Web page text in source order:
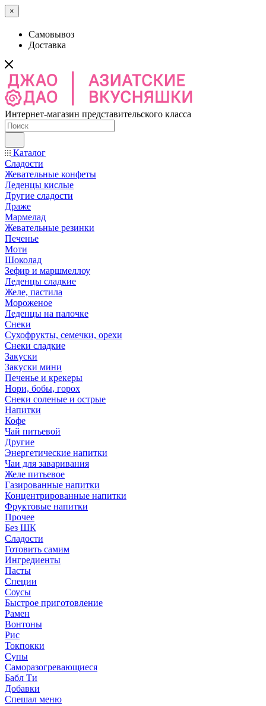
×
Самовывоз
Доставка
Интернет-магазин представительского класса
Каталог
Сладости
Жевательные конфеты
Леденцы кислые
Другие сладости
Драже
Мармелад
Жевательные резинки
Печенье
Моти
Шоколад
Зефир и маршмеллоу
Леденцы сладкие
Желе, пастила
Мороженое
Леденцы на палочке
Снеки
Сухофрукты, семечки, орехи
Снеки сладкие
Закуски
Закуски мини
Печенье и крекеры
Нори, бобы, горох
Снеки соленые и острые
Напитки
Кофе
Чай питьевой
Другие
Энергетические напитки
Чаи для заваривания
Желе питьевое
Газированные напитки
Концентрированные напитки
Фруктовые напитки
Прочее
Без ШК
Сладости
Готовить самим
Ингредиенты
Пасты
Специи
Соусы
Быстрое приготовление
Рамен
Вонтоны
Рис
Токпокки
Супы
Саморазогревающиеся
Бабл Ти
Добавки
Спешал меню